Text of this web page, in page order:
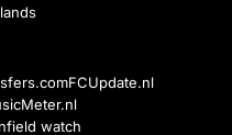
FCUpdate.nl
watch